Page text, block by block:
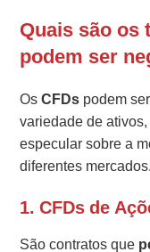
Quais são os
podem ser
OsCFDs podem
variedade de
especular sobre a
diferentes mercados.
1. CFDs de
São contratos que